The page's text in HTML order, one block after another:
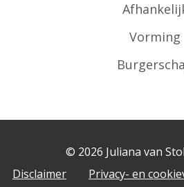
Vorming
© 2026 Juliana van
Disclaimer
Privacy- en